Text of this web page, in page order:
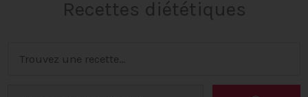
Recettes diététiques